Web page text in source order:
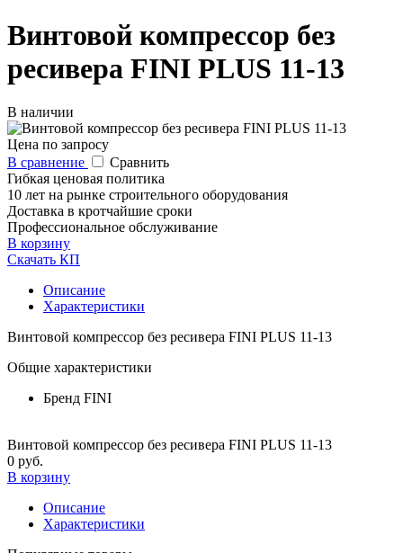
Винтовой компрессор без
ресивера FINI PLUS 11-13
В наличии
Цена по запросу
В сравнение
Сравнить
Гибкая ценовая политика
10 лет на рынке строительного оборудования
Доставка в кротчайшие сроки
Профессиональное обслуживание
В корзину
Скачать КП
Описание
Характеристики
Винтовой компрессор без ресивера FINI PLUS 11-13
Общие характеристики
Бренд FINI
Винтовой компрессор без ресивера FINI PLUS 11-13
0 руб.
В корзину
Описание
Характеристики